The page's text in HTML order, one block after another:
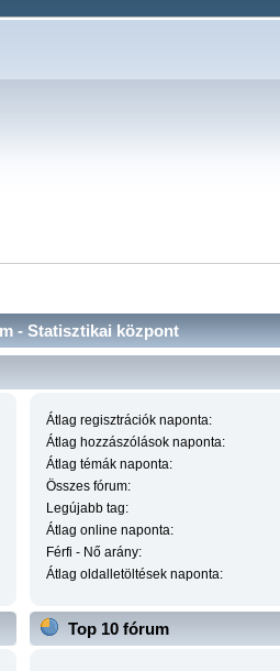
- Statisztikai központ
Átlag regisztrációk naponta:
Átlag hozzászólások naponta:
Átlag témák naponta:
Összes fórum:
Legújabb tag:
Átlag online naponta:
Férfi - Nő arány:
Átlag oldalletöltések naponta:
Top 10 fórum